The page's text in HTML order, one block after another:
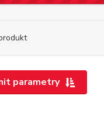
parametry